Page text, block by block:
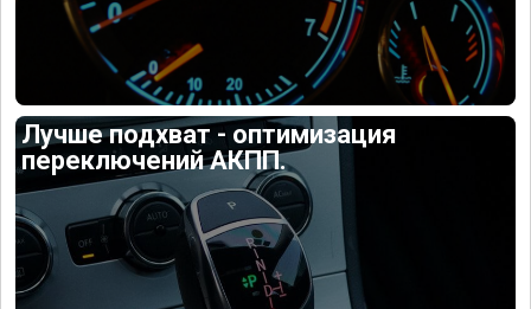
Лучше подхват - оптимизация
переключений АКПП.